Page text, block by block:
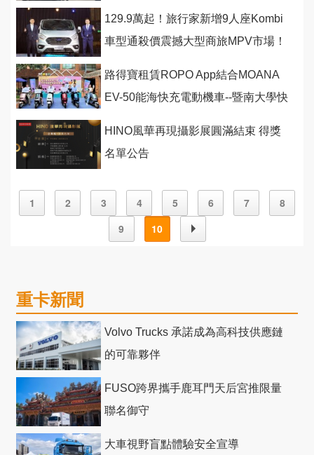
129.9萬起！旅行家新增9人座Kombi
車型通殺價震撼大型商旅MPV市場！
路得寶租賃ROPO App結合MOANA
EV-50能海快充電動機車--暨南大學快
HINO風華再現攝影展圓滿結束 得獎
名單公告
1 2 3 4 5 6 7
8
9
10
重卡新聞
Volvo Trucks 承諾成為高科技供應鏈
的可靠夥伴
FUSO跨界攜手鹿耳門天后宮推限量
聯名御守
大車視野盲點體驗安全宣導